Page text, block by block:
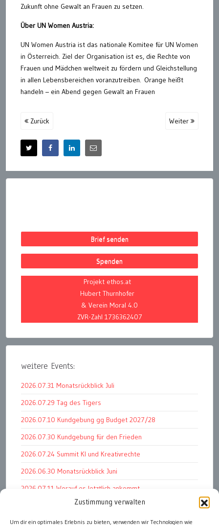
Zustimmung verwalten
Um dir ein optimales Erlebnis zu bieten, verwenden wir Technologien wie
Zukunft ohne Gewalt an Frauen zu setzen.
Über UN Women Austria:
UN Women Austria ist das nationale Komitee für UN Women
in Österreich. Ziel der Organisation ist es, die Rechte von
Frauen und Mädchen weltweit zu fördern und Gleichstellung
in allen Lebensbereichen voranzutreiben. Orange heißt
handeln – ein Abend gegen Gewalt an Frauen
Zurück Weiter
Brief senden
Spenden
Projekt ethos.at
Hubert Thurnhofer
& Verein Moral 4.0
ZVR-Zahl 1736362407
weitere Events:
2026.07.31 Monatsrückblick Juli
2026.07.29 Tag des Tigers
2026.07.10 Kundgebung gg Budget 2027/28
2026.07.30 Kundgebung für den Frieden
2026.07.24 Summit KI und Kreativrechte
2026.06.30 Monatsrückblick Juni
2026.07.11 Worauf es letztlich ankommt
2026.07.01 Markenwert Studie 2026
2026.07.07 Open Space im Weltmuseum